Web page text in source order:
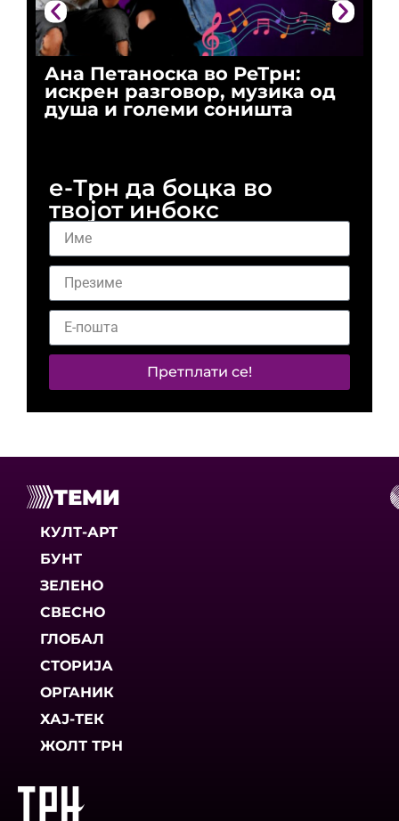
Ана Петаноска во РеТрн:
искрен разговор, музика од
душа и големи соништа
е-Трн да боцка во
твојот инбокс
Претплати се!
ТЕМИ
КУЛТ-АРТ
БУНТ
ЗЕЛЕНО
СВЕСНО
ГЛОБАЛ
СТОРИЈА
ОРГАНИК
ХАЈ-ТЕК
ЖОЛТ ТРН